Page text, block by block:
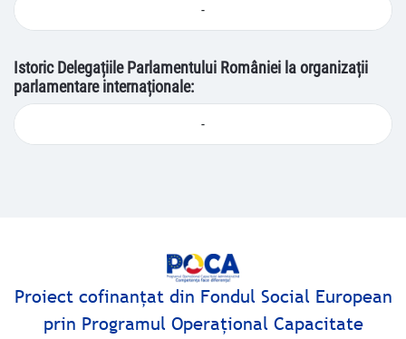
-
Istoric Delegațiile Parlamentului României la organizații
parlamentare internaționale:
-
Proiect cofinanţat din Fondul Social European
prin Programul Operaţional Capacitate